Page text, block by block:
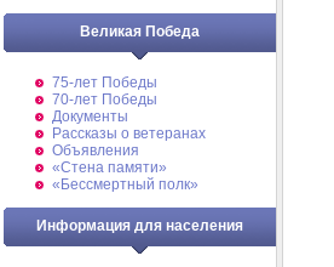
Великая Победа
75-лет Победы
70-лет Победы
Документы
Рассказы о ветеранах
Объявления
«Стена памяти»
«Бессмертный полк»
Информация для населения